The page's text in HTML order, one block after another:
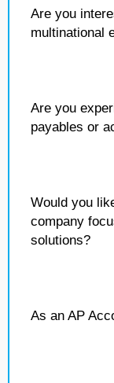
Are you
multinational
Are you
payables or
Would you
company
solutions?
As an AP